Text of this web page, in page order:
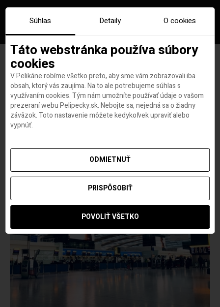
Značka:shiphol
Súhlas Detaily O cookies
Táto webstránka používa súbory
cookies
V Pelikáne robíme všetko preto, aby sme vám zobrazovali iba
obsah, ktorý vás zaujíma. Na to ale potrebujeme súhlas s
využívaním cookies. Tým nám umožníte používať údaje o vašom
prezeraní webu Pelipecky.sk. Nebojte sa, nejedná sa o žiadny
záväzok. Toto nastavenie môžete kedykoľvek upraviť alebo
vypnúť.
ODMIETNUŤ
PRISPÔSOBIŤ
POVOLIŤ VŠETKO